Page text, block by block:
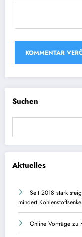
Suchen
Aktuelles
Seit 2018 stark
mindert
Online Vorträge zu